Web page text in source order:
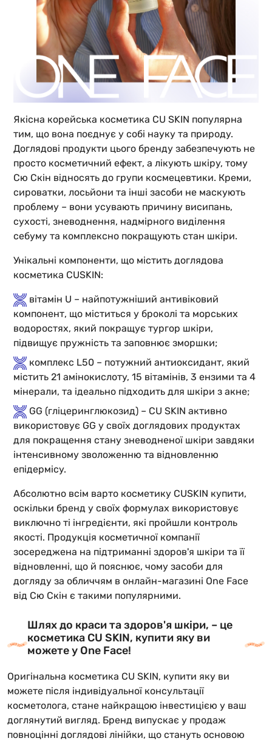
Якісна корейська косметика CU SKIN популярна
тим, що вона поєднує у собі науку та природу.
Доглядові продукти цього бренду забезпечують не
просто косметичний ефект, а лікують шкіру, тому
Сю Скін відносять до групи космецевтики. Креми,
сироватки, лосьйони та інші засоби не маскують
проблему – вони усувають причину висипань,
сухості, зневоднення, надмірного виділення
себуму та комплексно покращують стан шкіри.
Унікальні компоненти, що містить доглядова
косметика CUSKIN:
вітамін U – найпотужніший антивіковий
компонент, що міститься у броколі та морських
водоростях, який покращує тургор шкіри,
підвищує пружність та заповнює зморшки;
комплекс L50 – потужний антиоксидант, який
містить 21 амінокислоту, 15 вітамінів, 3 ензими та 4
мінерали, та ідеально підходить для шкіри з акне;
GG (гліцеринглюкозид) – CU SKIN активно
використовує GG у своїх доглядових продуктах
для покращення стану зневодненої шкіри завдяки
інтенсивному зволоженню та відновленню
епідермісу.
Абсолютно всім варто косметику CUSKIN купити,
оскільки бренд у своїх формулах використовує
виключно ті інгредієнти, які пройшли контроль
якості. Продукція косметичної компанії
зосереджена на підтриманні здоров'я шкіри та її
відновленні, що й пояснює, чому засоби для
догляду за обличчям в онлайн-магазині One Face
від Сю Скін є такими популярними.
Шлях до краси та здоров'я шкіри, – це
косметика CU SKIN, купити яку ви
можете у One Face!
Оригінальна косметика CU SKIN, купити яку ви
можете після індивідуальної консультації
косметолога, стане найкращою інвестицією у ваш
доглянутий вигляд. Бренд випускає у продаж
повноцінні доглядові лінійки, що стануть основою